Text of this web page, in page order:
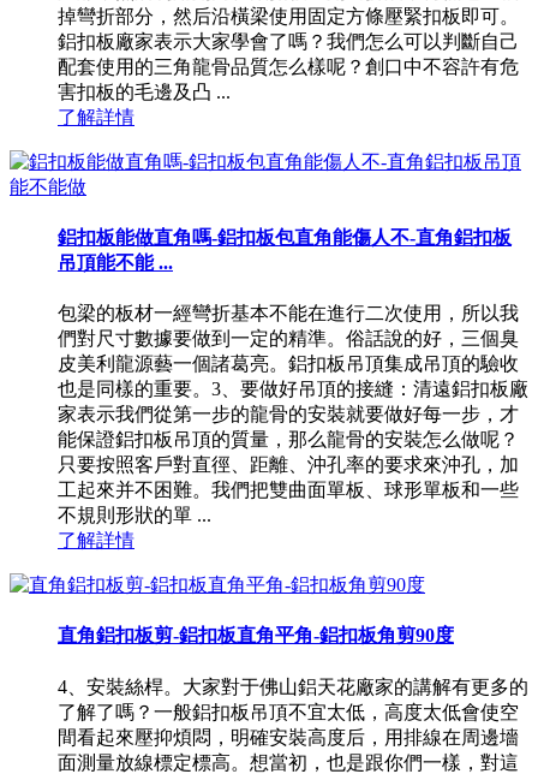
掉彎折部分，然后沿橫梁使用固定方條壓緊扣板即可。
鋁扣板廠家表示大家學會了嗎？我們怎么可以判斷自己
配套使用的三角龍骨品質怎么樣呢？創口中不容許有危
害扣板的毛邊及凸 ...
了解詳情
鋁扣板能做直角嗎-鋁扣板包直角能傷人不-直角鋁扣板
吊頂能不能 ...
包梁的板材一經彎折基本不能在進行二次使用，所以我
們對尺寸數據要做到一定的精準。俗話說的好，三個臭
皮美利龍源藝一個諸葛亮。鋁扣板吊頂集成吊頂的驗收
也是同樣的重要。3、要做好吊頂的接縫：清遠鋁扣板廠
家表示我們從第一步的龍骨的安裝就要做好每一步，才
能保證鋁扣板吊頂的質量，那么龍骨的安裝怎么做呢？
只要按照客戶對直徑、距離、沖孔率的要求來沖孔，加
工起來并不困難。我們把雙曲面單板、球形單板和一些
不規則形狀的單 ...
了解詳情
直角鋁扣板剪-鋁扣板直角平角-鋁扣板角剪90度
4、安裝絲桿。大家對于佛山鋁天花廠家的講解有更多的
了解了嗎？一般鋁扣板吊頂不宜太低，高度太低會使空
間看起來壓抑煩悶，明確安裝高度后，用排線在周邊墻
面測量放線標定標高。想當初，也是跟你們一樣，對這